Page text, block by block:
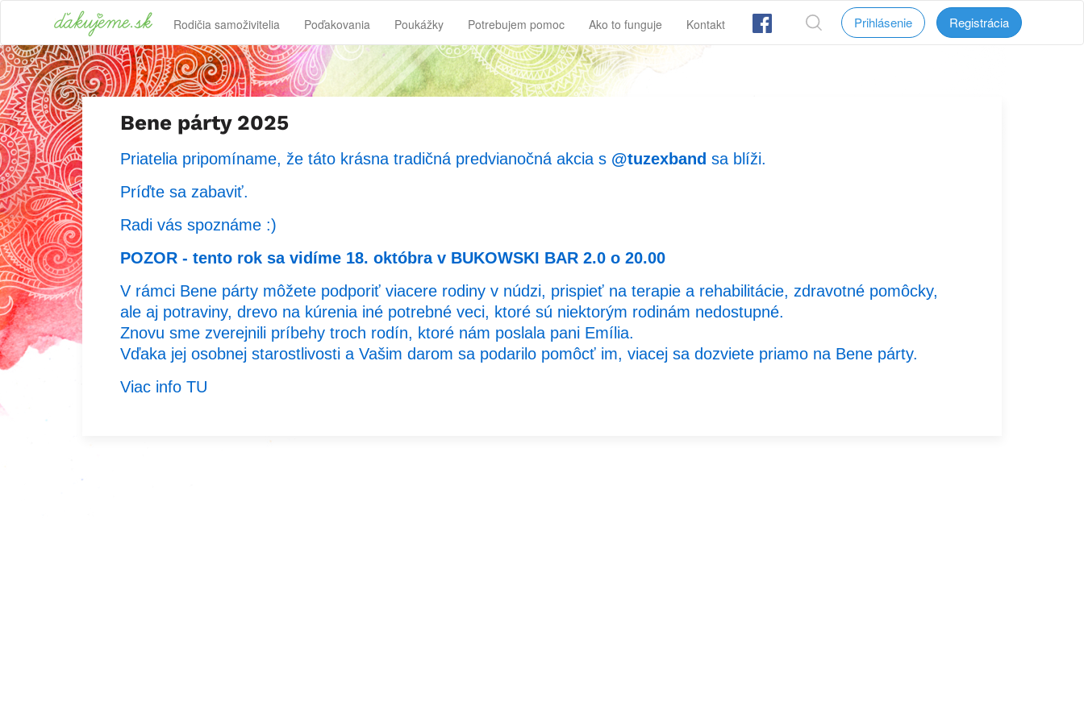
Rodičia samoživitelia Poďakovania Poukážky Potrebujem pomoc Ako to funguje Kontakt Prihlásenie Registrácia
Bene párty 2025
Priatelia pripomíname, že táto krásna tradičná predvianočná akcia s @tuzexband sa blíži.
Príďte sa zabaviť.
Radi vás spoznáme :)
POZOR - tento rok sa vidíme 18. októbra v BUKOWSKI BAR 2.0 o 20.00
V rámci Bene párty môžete podporiť viacere rodiny v núdzi, prispieť na terapie a rehabilitácie, zdravotné pomôcky,
ale aj potraviny, drevo na kúrenia iné potrebné veci, ktoré sú niektorým rodinám nedostupné.
Znovu sme zverejnili príbehy troch rodín, ktoré nám poslala pani Emília.
Vďaka jej osobnej starostlivosti a Vašim darom sa podarilo pomôcť im, viacej sa dozviete priamo na Bene párty.
Viac info TU